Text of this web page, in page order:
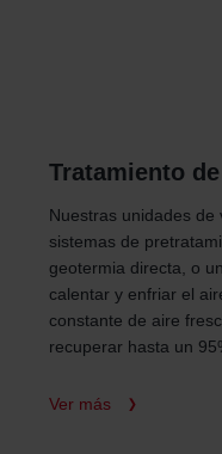
Tratamiento
Nuestras unidades
sistemas de
geotermia directa, o
calentar y enfriar el
constante de aire
recuperar hasta un
Ver más